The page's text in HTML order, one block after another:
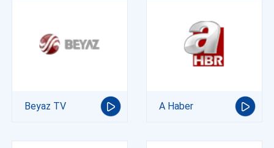
Beyaz TV A Haber